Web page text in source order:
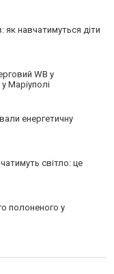
як навчатимуться діти
WB у
Маріуполі
енергетичну
світло: це
полоненого у